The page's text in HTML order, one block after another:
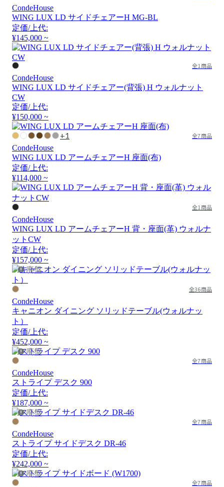
CondeHouse
WING LUX LD サイドチェアーH MG-BL
定価/上代:
¥145,000 ~
全1商品
CondeHouse
WING LUX LD サイドチェアー(背張) H ウォルナット
CW
定価/上代:
¥150,000 ~
+1 全7商品
CondeHouse
WING LUX LD アームチェアーH 座面(布)
定価/上代:
¥114,000 ~
全1商品
CondeHouse
WING LUX LD アームチェアーH 背・座面(革) ウォルナ
ットCW
定価/上代:
¥157,000 ~
廃盤
全36商品
CondeHouse
キャニオン ダイニング ソリッドテーブル(ウォルナッ
ト）
定価/上代:
¥452,000 ~
廃盤
全7商品
CondeHouse
ストライプ デスク 900
定価/上代:
¥187,000 ~
廃盤
全7商品
CondeHouse
ストライプ サイドデスク DR-46
定価/上代:
¥242,000 ~
廃盤
全7商品